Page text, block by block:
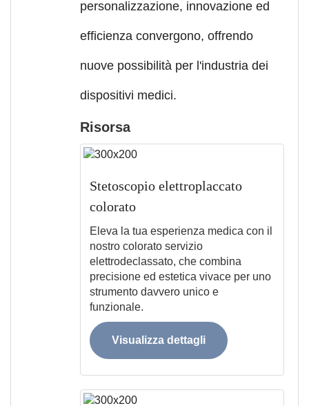
personalizzazione, innovazione ed
efficienza convergono, offrendo
nuove possibilità per l'industria dei
dispositivi medici.
Risorsa
Stetoscopio elettroplaccato
colorato
Eleva la tua esperienza medica con il
nostro colorato servizio
elettrodeclassato, che combina
precisione ed estetica vivace per uno
strumento davvero unico e
funzionale.
Visualizza dettagli